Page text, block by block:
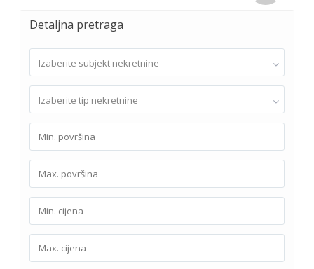
Detaljna pretraga
Izaberite subjekt nekretnine
Izaberite tip nekretnine